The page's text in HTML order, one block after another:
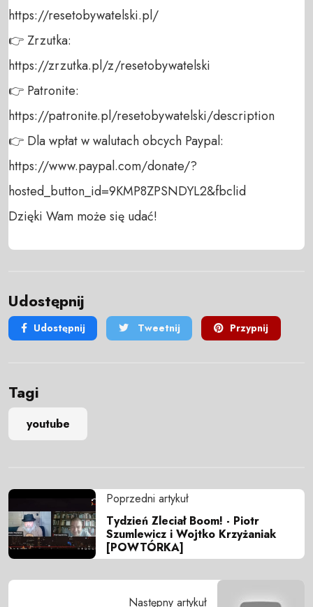
https://resetobywatelski.pl/
👉 Zrzutka:
https://zrzutka.pl/z/resetobywatelski
👉 Patronite:
https://patronite.pl/resetobywatelski/description
👉 Dla wpłat w walutach obcych Paypal:
https://www.paypal.com/donate/?
hosted_button_id=9KMP8ZPSNDYL2&fbclid
Dzięki Wam może się udać!
Udostępnij
Udostępnij Tweetnij Przypnij
Tagi
youtube
Poprzedni artykuł
Tydzień Zleciał Boom! - Piotr
Szumlewicz i Wojtko Krzyżaniak
[POWTÓRKA]
Następny artykuł